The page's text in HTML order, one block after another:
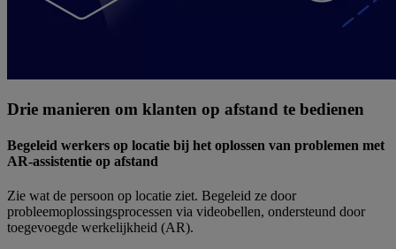
Drie manieren om klanten op afstand te bedienen
Begeleid werkers op locatie bij het oplossen van problemen met
AR-assistentie op afstand
Zie wat de persoon op locatie ziet. Begeleid ze door
probleemoplossingsprocessen via videobellen, ondersteund door
toegevoegde werkelijkheid (AR).